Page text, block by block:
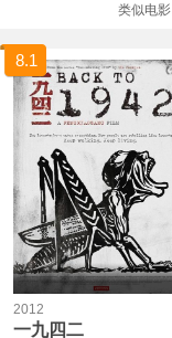
类似电影
8.1
2012
一九四二